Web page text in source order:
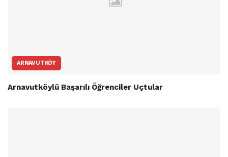
ARNAVUTKÖY
Arnavutköylü Başarılı Öğrenciler Uçtular